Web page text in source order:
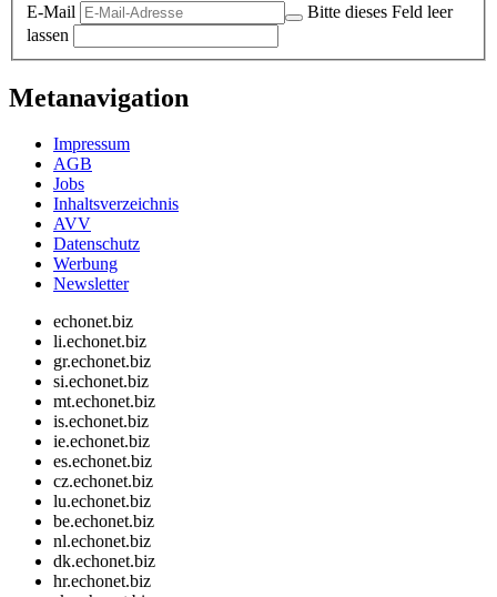
E-Mail
Bitte dieses Feld leer
lassen
Metanavigation
Impressum
AGB
Jobs
Inhaltsverzeichnis
AVV
Datenschutz
Werbung
Newsletter
echonet.biz
li.echonet.biz
gr.echonet.biz
si.echonet.biz
mt.echonet.biz
is.echonet.biz
ie.echonet.biz
es.echonet.biz
cz.echonet.biz
lu.echonet.biz
be.echonet.biz
nl.echonet.biz
dk.echonet.biz
hr.echonet.biz